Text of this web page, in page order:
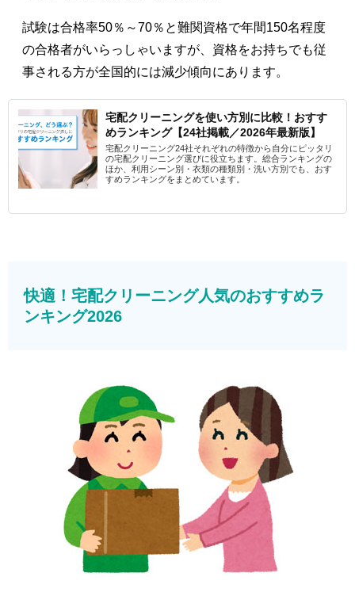
試験は合格率50％～70％と難関資格で年間150名程度
の合格者がいらっしゃいますが、資格をお持ちでも従
事される方が全国的には減少傾向にあります。
宅配クリーニングを使い方別に比較！おすす
めランキング【24社掲載／2026年最新版】
宅配クリーニング24社それぞれの特徴から自分にピッタリ
の宅配クリーニング選びに役立ちます。総合ランキングの
ほか、利用シーン別・衣類の種類別・洗い方別でも、おす
すめランキングをまとめています。
快適！宅配クリーニング人気のおすすめラ
ンキング2026